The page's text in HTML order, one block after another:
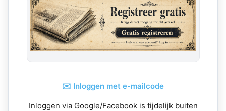
✉️ Inloggen met e-mailcode
Inloggen via Google/Facebook is tijdelijk buiten